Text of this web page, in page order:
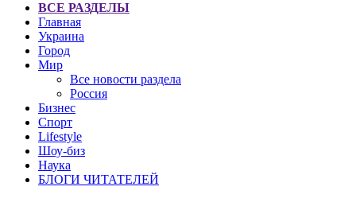
ВСЕ РАЗДЕЛЫ
Главная
Украина
Город
Мир
Все новости раздела
Россия
Бизнес
Спорт
Lifestyle
Шоу-биз
Наука
БЛОГИ ЧИТАТЕЛЕЙ